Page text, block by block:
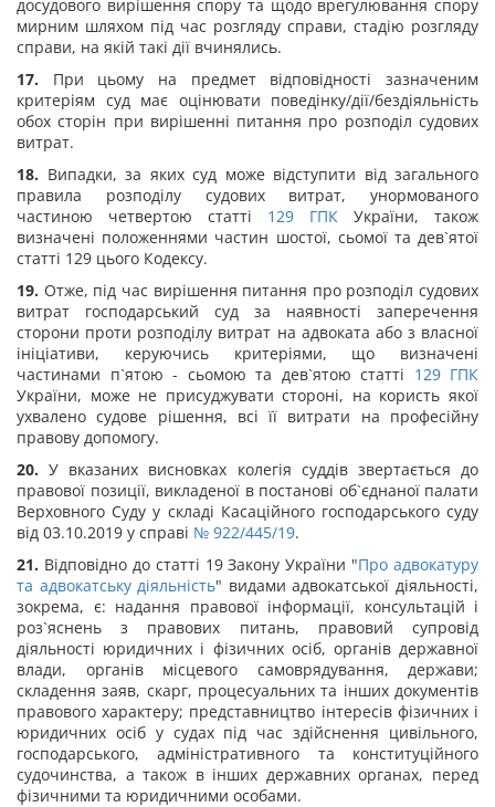
досудового вирішення спору та щодо врегулювання спору
мирним шляхом під час розгляду справи, стадію розгляду
справи, на якій такі дії вчинялись.
17. При цьому на предмет відповідності зазначеним
критеріям суд має оцінювати поведінку/дії/бездіяльність
обох сторін при вирішенні питання про розподіл судових
витрат.
18. Випадки, за яких суд може відступити від загального
правила розподілу судових витрат, унормованого
частиною четвертою статті 129 ГПК України, також
визначені положеннями частин шостої, сьомої та дев`ятої
статті 129 цього Кодексу.
19. Отже, під час вирішення питання про розподіл судових
витрат господарський суд за наявності заперечення
сторони проти розподілу витрат на адвоката або з власної
ініціативи, керуючись критеріями, що визначені
частинами п`ятою - сьомою та дев`ятою статті 129 ГПК
України, може не присуджувати стороні, на користь якої
ухвалено судове рішення, всі її витрати на професійну
правову допомогу.
20.У вказаних висновках колегія суддів звертається до
правової позиції, викладеної в постанові об`єднаної палати
Верховного Суду у складі Касаційного господарського суду
від 03.10.2019 у справі № 922/445/19.
21. Відповідно до статті 19 Закону України "Про адвокатуру
та адвокатську діяльність" видами адвокатської діяльності,
зокрема, є: надання правової інформації, консультацій і
роз`яснень з правових питань, правовий супровід
діяльності юридичних і фізичних осіб, органів державної
влади, органів місцевого самоврядування, держави;
складення заяв, скарг, процесуальних та інших документів
правового характеру; представництво інтересів фізичних і
юридичних осіб у судах під час здійснення цивільного,
господарського, адміністративного та конституційного
судочинства, а також в інших державних органах, перед
фізичними та юридичними особами.